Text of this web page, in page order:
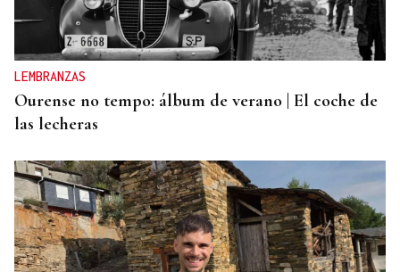
LEMBRANZAS
Ourense no tempo: álbum de verano | El coche de
las lecheras